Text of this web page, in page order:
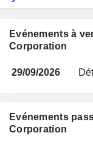
Evénements à
Corporation
29/09/2026
Evénements
Corporation